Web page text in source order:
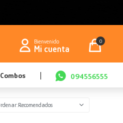
Combos 094556555
0
Recomendados